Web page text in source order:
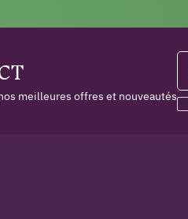
meilleures offres et nouveautés